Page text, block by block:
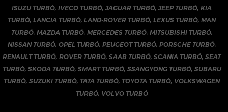
ISUZU TURBÓ,IVECO TURBÓ,JAGUAR TURBÓ,JEEP TURBÓ,KIA
TURBÓ,LANCIA TURBÓ,LAND-ROVER TURBÓ,LEXUS TURBÓ,MAN
TURBÓ, MAZDA TURBÓ, MERCEDES TURBÓ, MITSUBISHI TURBÓ,
NISSAN TURBÓ, OPEL TURBÓ, PEUGEOT TURBÓ, PORSCHE TURBÓ,
RENAULT TURBÓ,ROVER TURBÓ,SAAB TURBÓ,SCANIA TURBÓ,SEAT
TURBÓ, SKODA TURBÓ, SMART TURBÓ, SSANGYONG TURBÓ, SUBARU
TURBÓ,SUZUKI TURBÓ, TATA TURBÓ, TOYOTA TURBÓ, VOLKSWAGEN
TURBÓ, VOLVO TURBÓ